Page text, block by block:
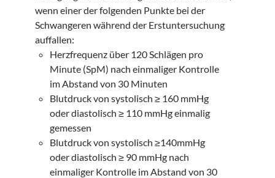
wenn einer der folgenden Punkte bei der
Schwangeren während der Erstuntersuchung
auffallen:
Herzfrequenz über 120 Schlägen pro
Minute (SpM) nach einmaliger Kontrolle
im Abstand von 30 Minuten
Blutdruck von systolisch ≥ 160 mmHg
oder diastolisch ≥ 110 mmHg einmalig
gemessen
Blutdruck von systolisch ≥140mmHg
oder diastolisch ≥ 90 mmHg nach
einmaliger Kontrolle im Abstand von 30